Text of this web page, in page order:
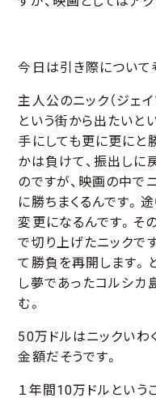
今日は引き際について
主人公のニック（ジェイ
という街から出たいと
手にしても更に更にと
かは負けて、振出しに
のですが、映画の中で
に勝ちまくるんです。
変更になるんです。そ
で切り上げたニックで
て勝負を再開します。
し夢であったコルシカ
む。
50万ドルはニックいわ
金額だそうです。
１年間10万ドルという